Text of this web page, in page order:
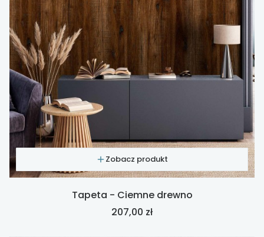
Zobacz produkt
Tapeta - Ciemne drewno
Cena
207,00 zł